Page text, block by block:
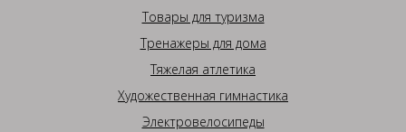
Товары для туризма
Тренажеры для дома
Тяжелая атлетика
Художественная гимнастика
Электровелосипеды